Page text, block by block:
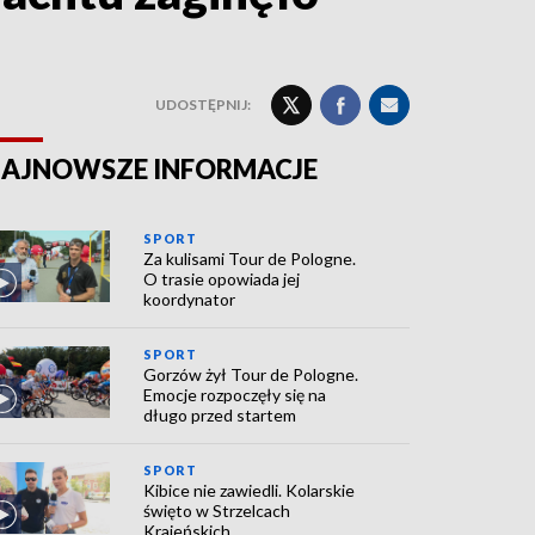
UDOSTĘPNIJ:
INFORMACJE
SPORT
Za kulisami Tour de Pologne.
O trasie opowiada jej
koordynator
SPORT
Gorzów żył Tour de Pologne.
Emocje rozpoczęły się na
długo przed startem
SPORT
Kibice nie zawiedli. Kolarskie
święto w Strzelcach
Krajeńskich